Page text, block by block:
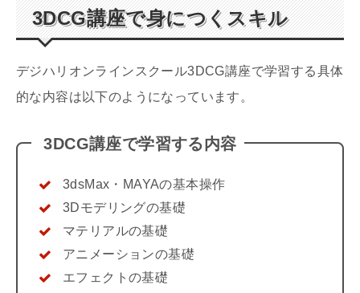
3DCG講座で身につくスキル
デジハリオンラインスクール3DCG講座で学習する具体
的な内容は以下のようになっています。
3DCG講座で学習する内容
3dsMax ・ MAYAの基本操作
3Dモデリングの基礎
マテリアルの基礎
アニメーションの基礎
エフェクトの基礎